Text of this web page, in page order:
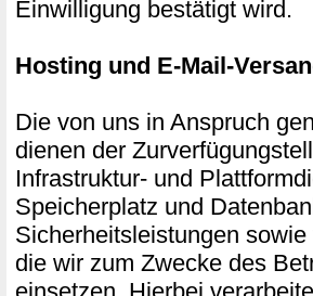
Einwilligung bestätigt wird.
Hosting und E-Mail-
Die von uns in Anspruch
dienen der
Infrastruktur- und
Speicherplatz und
Sicherheitsleistungen
die wir zum Zwecke des